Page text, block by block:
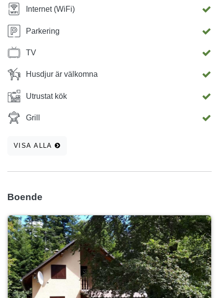
Internet (WiFi)
Parkering
TV
Husdjur är välkomna
Utrustat kök
Grill
VISA ALLA
Boende